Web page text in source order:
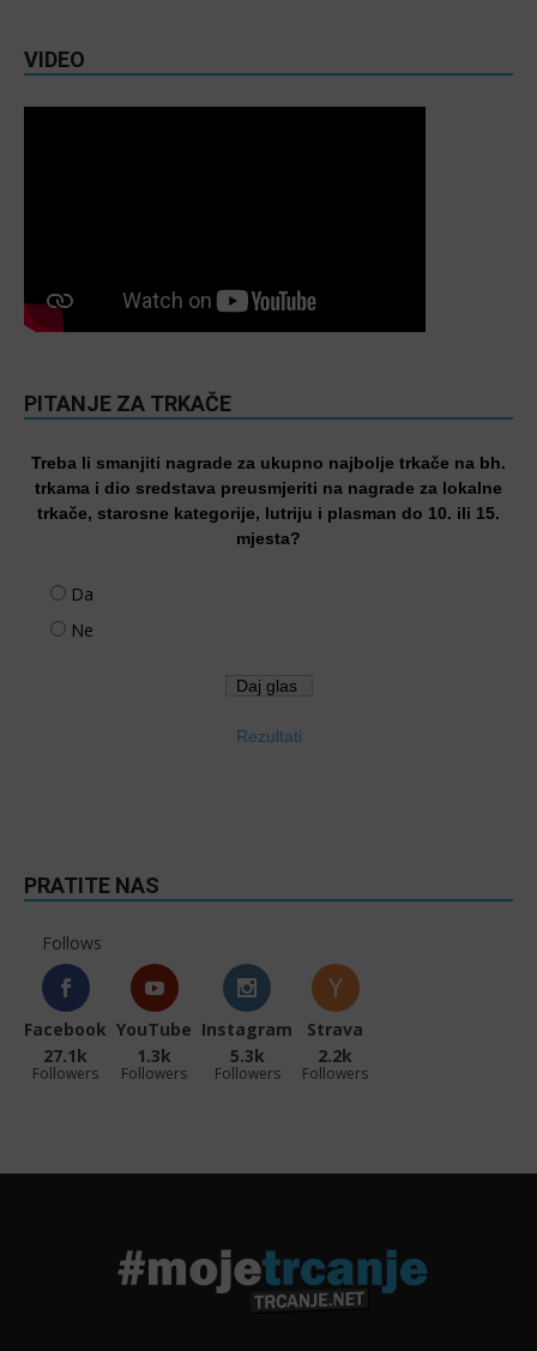
VIDEO
PITANJE ZA TRKAČE
Treba li smanjiti nagrade za ukupno najbolje trkače na bh.
trkama i dio sredstava preusmjeriti na nagrade za lokalne
trkače, starosne kategorije, lutriju i plasman do 10. ili 15.
mjesta?
Da
Ne
Rezultati
PRATITE NAS
Follows
Facebook
27.1k
Followers
YouTube
1.3k
Followers
Instagram
5.3k
Followers
Strava
2.2k
Followers